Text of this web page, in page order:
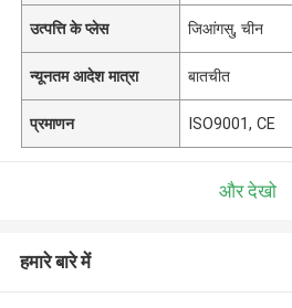
उत्पत्ति के प्लेस जिआंगसु, चीन
न्यूनतम आदेश मात्रा बातचीत
प्रमाणन ISO9001, CE
और देखो
हमारे बारे में